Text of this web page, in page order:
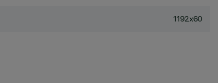
1192x60